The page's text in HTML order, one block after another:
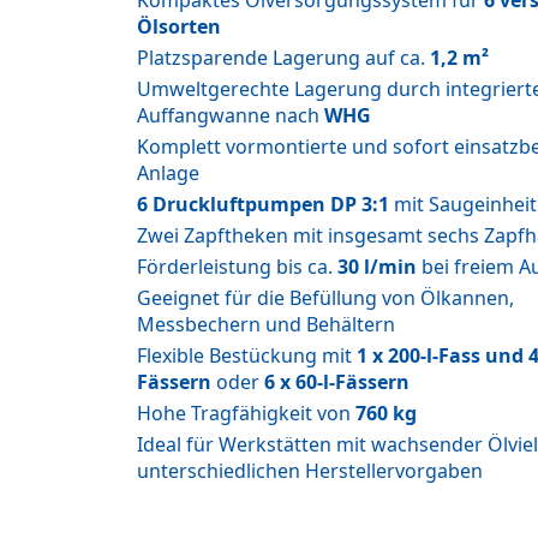
Ölsorten
Platzsparende Lagerung auf ca. 1,2 m²
Umweltgerechte Lagerung durch
Auffangwanne nach WHG
Komplett vormontierte und sofort
Anlage
6 Druckluftpumpen DP 3:1 mit
Zwei Zapftheken mit insgesamt sechs
Förderleistung bis ca. 30 l/min bei freiem
Geeignet für die Befüllung von Ölkannen,
Messbechern und Behältern
Flexible Bestückung mit 1 x 200-l-Fass und
Fässern oder6 x 60-l-Fässern
Hohe Tragfähigkeit von 760 kg
Ideal für Werkstätten mit wachsender
unterschiedlichen Herstellervorgaben